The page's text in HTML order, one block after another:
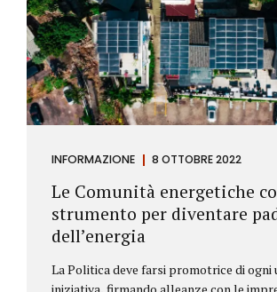
INFORMAZIONE 8 OTTOBRE 2022
Le Comunità energetiche
strumento per diventare
dell’energia
La Politica deve farsi promotrice di ogni
iniziativa, firmando alleanze con le